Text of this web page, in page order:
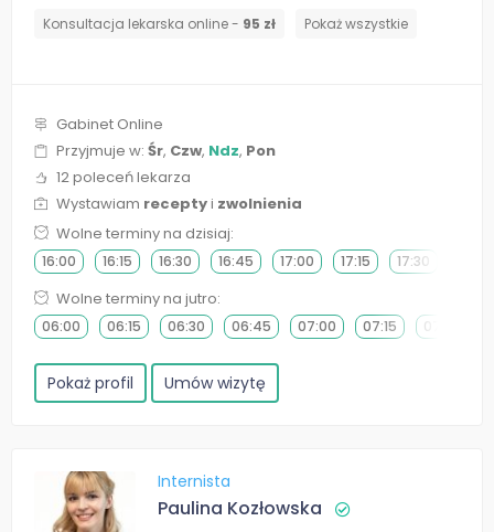
Konsultacja lekarska online - 95 zł Pokaż wszystkie
Gabinet Online
Przyjmuje w: Śr, Czw, Ndz, Pon
12 poleceń lekarza
Wystawiam receptyi zwolnienia
Wolne terminy na dzisiaj:
16:00 16:15 16:30 16:45 17:00 17:15 17:30
Wolne terminy na jutro:
06:00 06:15 06:30 06:45 07:00 07:15 07:30
Pokaż profil Umów wizytę
Internista
Paulina Kozłowska